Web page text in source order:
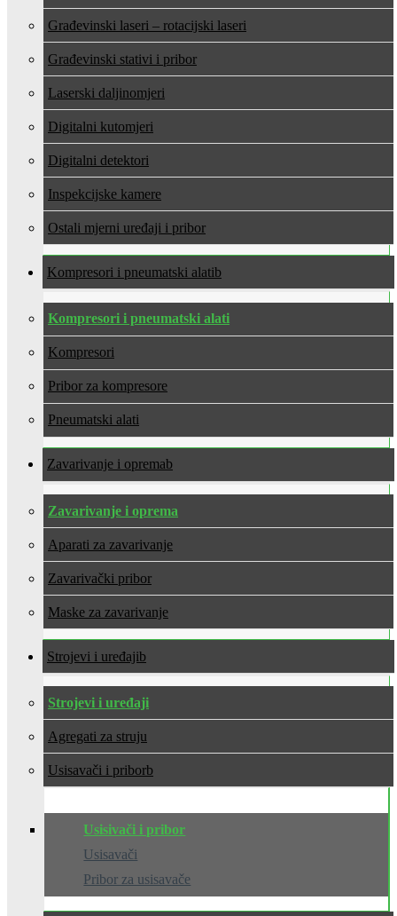
Građevinski laseri – rotacijski laseri
Građevinski stativi i pribor
Laserski daljinomjeri
Digitalni kutomjeri
Digitalni detektori
Inspekcijske kamere
Ostali mjerni uređaji i pribor
Kompresori i pneumatski alati
Kompresori i pneumatski alati
Kompresori
Pribor za kompresore
Pneumatski alati
Zavarivanje i oprema
Zavarivanje i oprema
Aparati za zavarivanje
Zavarivački pribor
Maske za zavarivanje
Strojevi i uređaji
Strojevi i uređaji
Agregati za struju
Usisavači i pribor
Usisivači i pribor
Usisavači
Pribor za usisavače